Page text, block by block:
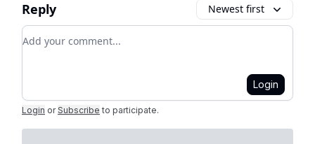
Reply Newest first
Add your comment
Login
Login or Subscribe to participate.